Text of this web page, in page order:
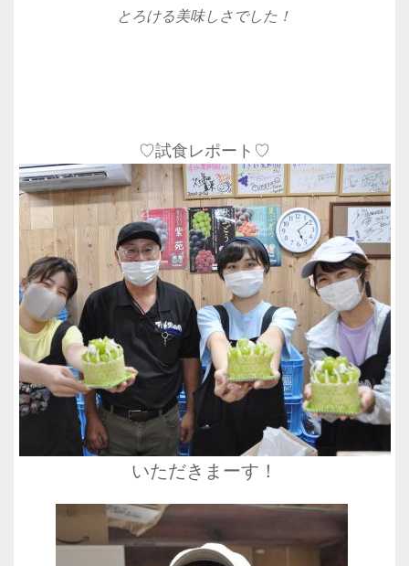
とろける美味しさでした！
♡試食レポート♡
いただきまーす！